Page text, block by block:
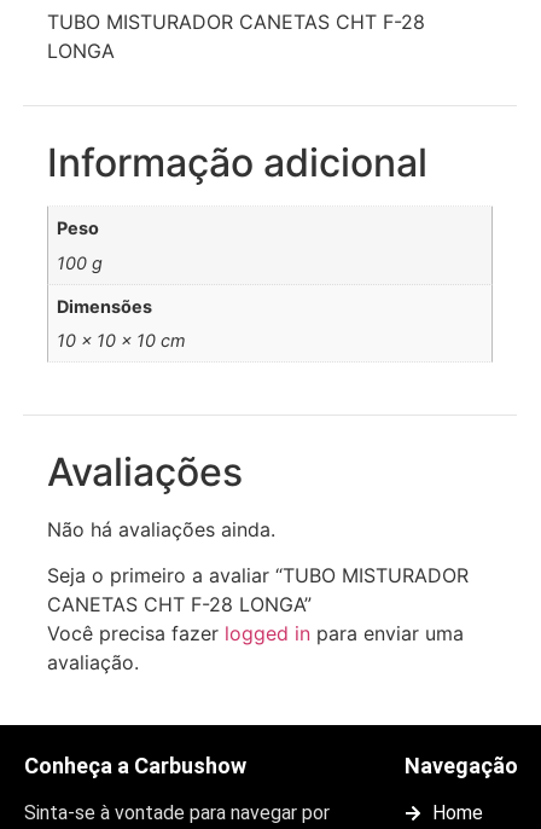
TUBO MISTURADOR CANETAS CHT F-28
LONGA
Informação adicional
Peso
100 g
Dimensões
10 × 10 × 10 cm
Avaliações
Não há avaliações ainda.
Seja o primeiro a avaliar “TUBO MISTURADOR
CANETAS CHT F-28 LONGA”
Você precisa fazer logged in para enviar uma
avaliação.
Conheça a Carbushow
Sinta-se à vontade para navegar por
Navegação
Home